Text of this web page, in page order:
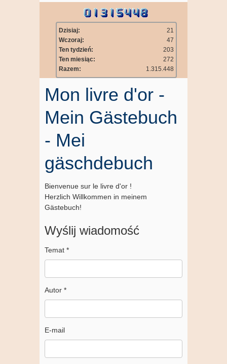
Dzisiaj:
21
Wczoraj:
47
Ten tydzień:
203
Ten miesiąc:
272
Razem:
1.315.448
Mon livre d'or -
Mein Gästebuch
- Mei
gäschdebuch
Bienvenue sur le livre d'or !
Herzlich Willkommen in meinem
Gästebuch!
Wyślij wiadomość
Temat *
Autor *
E-mail